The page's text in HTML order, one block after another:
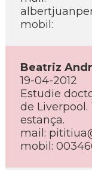
mobil:
Beatriz
19-04-2012
Estudie
de Liverpool.
estança.
mail:
mobil: